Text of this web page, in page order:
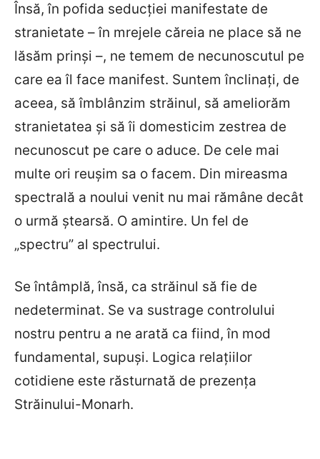
Însă, în pofida seducţiei manifestate de
stranietate – în mrejele căreia ne place să ne
lăsăm prinşi –, ne temem de necunoscutul pe
care ea îl face manifest. Suntem înclinaţi, de
aceea, să îmblânzim străinul, să ameliorăm
stranietatea şi să îi domesticim zestrea de
necunoscut pe care o aduce. De cele mai
multe ori reuşim sa o facem. Din mireasma
spectrală a noului venit nu mai rămâne decât
o urmă ştearsă. O amintire. Un fel de
„spectru” al spectrului.
Se întâmplă, însă, ca străinul să fie de
nedeterminat. Se va sustrage controlului
nostru pentru a ne arată ca fiind, în mod
fundamental, supuşi. Logica relaţiilor
cotidiene este răsturnată de prezenţa
Străinului-Monarh.